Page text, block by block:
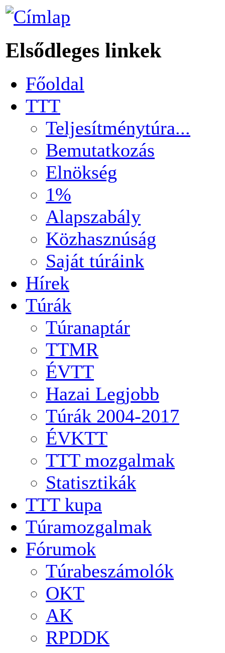
Elsődleges linkek
Főoldal
TTT
Teljesítménytúra...
Bemutatkozás
Elnökség
1%
Alapszabály
Közhasznúság
Saját túráink
Hírek
Túrák
Túranaptár
TTMR
ÉVTT
Hazai Legjobb
Túrák 2004-2017
ÉVKTT
TTT mozgalmak
Statisztikák
TTT kupa
Túramozgalmak
Fórumok
Túrabeszámolók
OKT
AK
RPDDK